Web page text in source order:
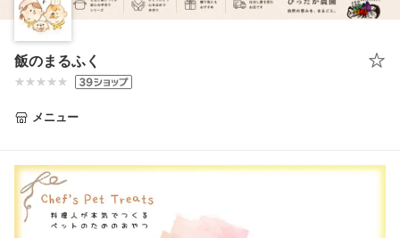
飯のまるふく
メニュー